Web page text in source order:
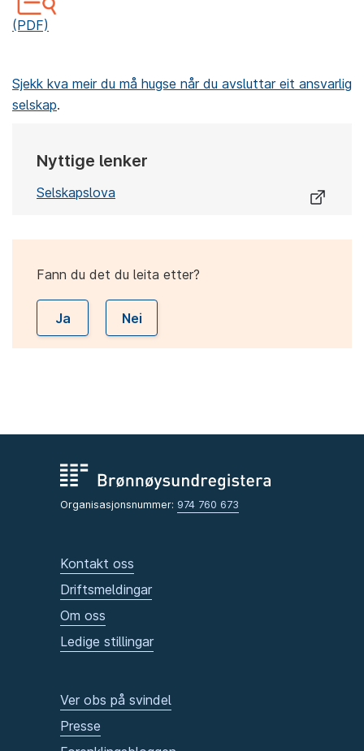
(PDF)
Sjekk kva meir du må hugse når du avsluttar eit ansvarlig
selskap.
Nyttige lenker
Selskapslova
Fann du det du leita etter?
Ja Nei
Organisasjonsnummer: 974 760 673
Kontakt oss
Driftsmeldingar
Om oss
Ledige stillingar
Ver obs på svindel
Presse